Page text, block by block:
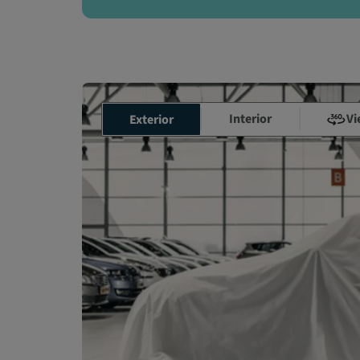
Exterior Interior